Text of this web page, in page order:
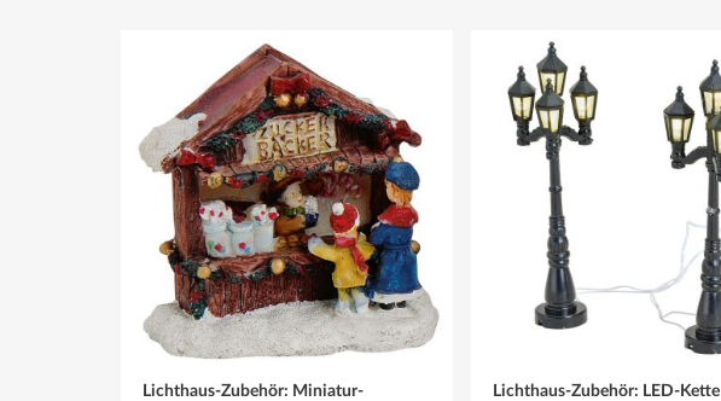
Lichthaus-Zubehör: Miniatur-
Lichthaus-Zubehör: LED-Kette